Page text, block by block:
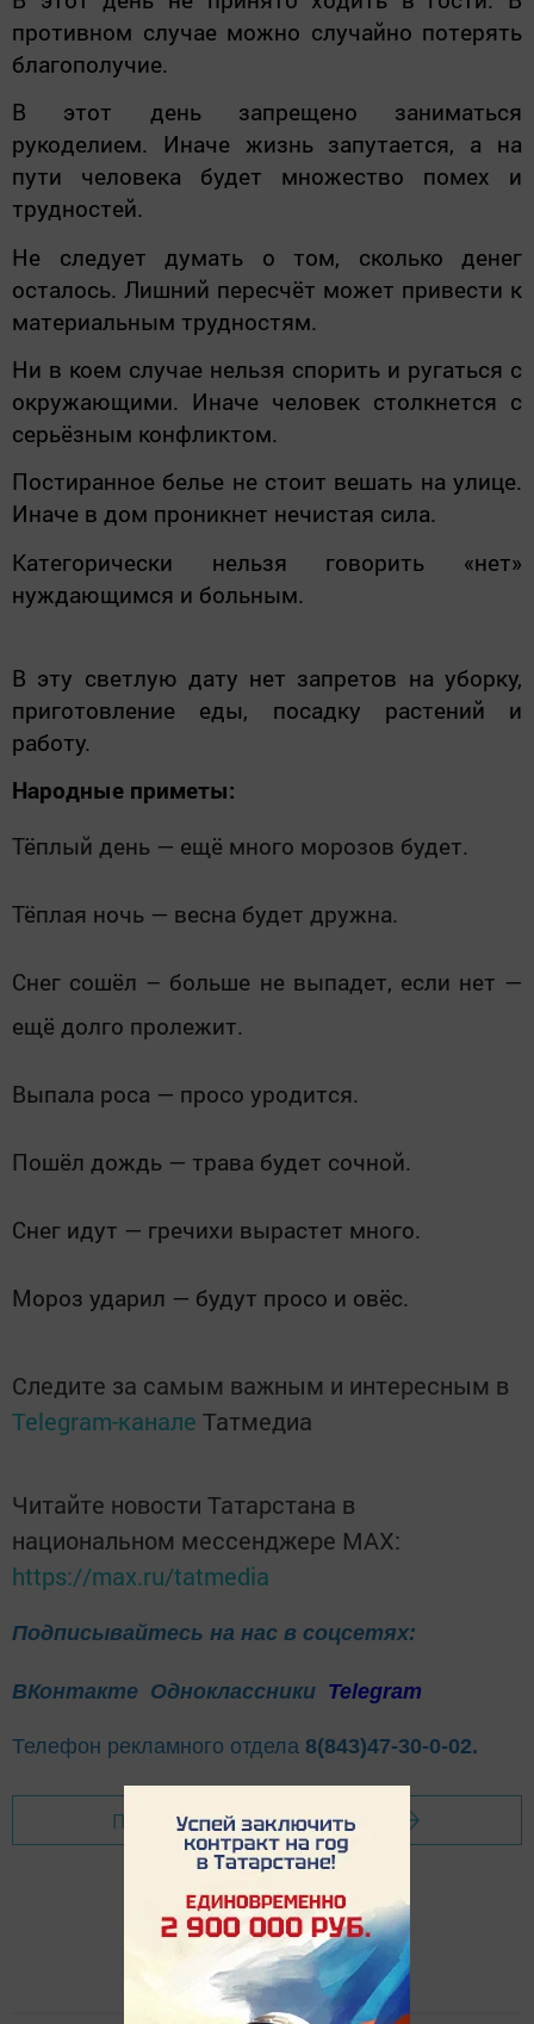
противном случае можно случайно потерять
благополучие.
В этот день запрещено заниматься
рукоделием. Иначе жизнь запутается, а на
пути человека будет множество помех и
трудностей.
Не следует думать о том, сколько денег
осталось. Лишний пересчёт может привести к
материальным трудностям.
Ни в коем случае нельзя спорить и ругаться с
окружающими. Иначе человек столкнется с
серьёзным конфликтом.
Постиранное белье не стоит вешать на улице.
Иначе в дом проникнет нечистая сила.
Категорически нельзя говорить «нет»
нуждающимся и больным.
В эту светлую дату нет запретов на уборку,
приготовление еды, посадку растений и
работу.
Народные приметы:
Тёплый день — ещё много морозов будет.
Тёплая ночь — весна будет дружна.
Снег сошёл – больше не выпадет, если нет —
ещё долго пролежит.
Выпала роса — просо уродится.
Пошёл дождь — трава будет сочной.
Снег идут — гречихи вырастет много.
Мороз ударил — будут просо и овёс.
Следите за самым важным и интересным в
Telegram-канале Татмедиа
Читайте новости Татарстана в
национальном мессенджере MАХ:
https://max.ru/tatmedia
Подписывайтесь на нас в соцсетях:
ВКонтакте Одноклассники Telegram
Телефон рекламного отдела 8(843)47-30-0-02.
Перейти на страницу новости